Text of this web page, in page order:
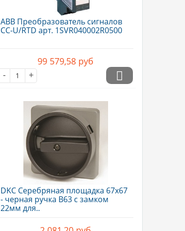
ABB Преобразователь сигналов
CC-U/RTD арт. 1SVR040002R0500
99 579,58 руб
-
+
DKC Серебряная площадка 67х67
- черная ручка B63 с замком
22мм для..